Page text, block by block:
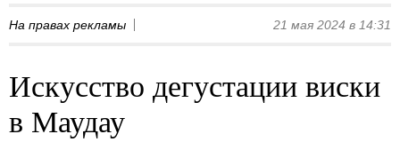
На правах рекламы 21 мая 2024 в 14:31
Искусство дегустации виски
в Маудау